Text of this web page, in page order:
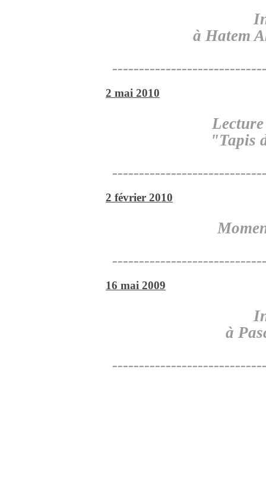
à Hatem
2 mai 2010
"Tapis
2 février 2010
16 mai 2009
à